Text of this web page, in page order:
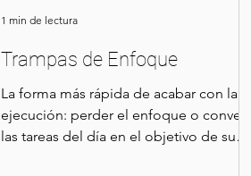
Trampas de Enfoque
La forma más rápida de acabar con la
ejecución: perder el enfoque o convertir
las tareas del día en el objetivo de su
1 min de lectura